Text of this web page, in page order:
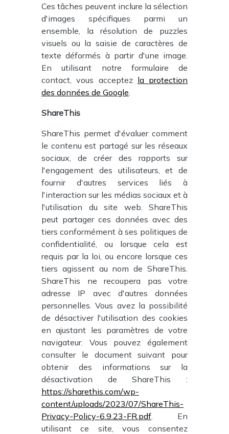
Ces tâches peuvent inclure la sélection
d'images spécifiques parmi un
ensemble, la résolution de puzzles
visuels ou la saisie de caractères de
texte déformés à partir d'une image.
En utilisant notre formulaire de
contact, vous acceptez la protection
des données de Google
ShareThis
ShareThis permet d'évaluer comment
le contenu est partagé sur les réseaux
sociaux, de créer des rapports sur
l'engagement des utilisateurs, et de
fournir d'autres services liés à
l'interaction sur les médias sociaux et à
l'utilisation du site web. ShareThis
peut partager ces données avec des
tiers conformément à ses politiques de
confidentialité, ou lorsque cela est
requis par la loi, ou encore lorsque ces
tiers agissent au nom de ShareThis.
ShareThis ne recoupera pas votre
adresse IP avec d'autres données
personnelles. Vous avez la possibilité
de désactiver l'utilisation des cookies
en ajustant les paramètres de votre
navigateur. Vous pouvez également
consulter le document suivant pour
obtenir des informations sur la
désactivation de ShareThis :
https://sharethis.com/wp-
content/uploads/2023/07/ShareThis-
Privacy-Policy-6.9.23-FR.pdf . En
utilisant ce site, vous consentez